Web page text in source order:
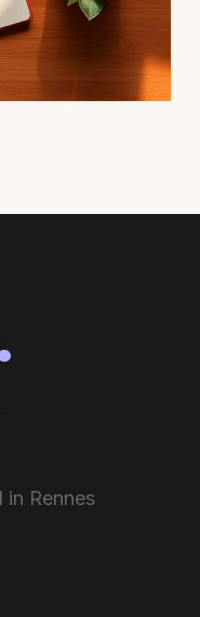
in Rennes